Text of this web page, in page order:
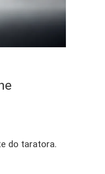
do taratora.